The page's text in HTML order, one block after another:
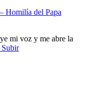
Homilía del Papa
mi voz y me abre la
Subir